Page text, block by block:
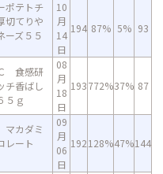
ポテトチ
切てりや
ーズ５５
10
月
14
日
194 87% 5% 93
食感研
チ香ばし
ｇ
08
月
18
日
193772%37% 87
カダミ
レート
09
月
06
日
192128%47%144